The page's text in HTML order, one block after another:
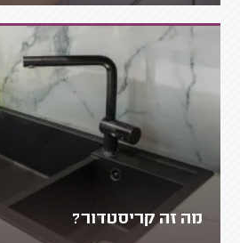
מה זה קריסטדור?